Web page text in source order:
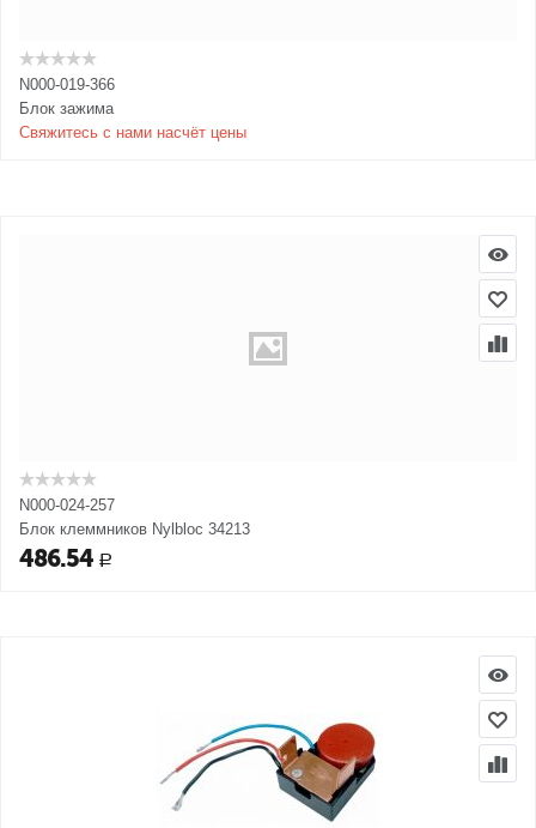
N000-019-366
Блок зажима
Свяжитесь с нами насчёт цены
N000-024-257
Блок клеммников Nylbloc 34213
486.54 Р